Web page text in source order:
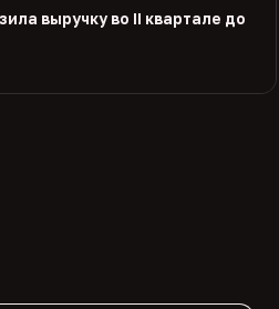
выручку во II квартале до